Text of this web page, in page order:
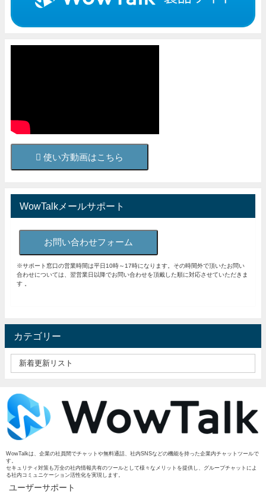
使い方動画はこちら
WowTalkメールサポート
お問い合わせフォーム
※サポート窓口の営業時間は平日10時～17時になります。その時間外で頂いたお問い
合わせについては、翌営業日以降でお問い合わせを頂戴した順に対応させていただきま
す 。
カテゴリー
WowTalkは、企業の社員間でチャットや無料通話、社内SNSなどの機能を持った企業内チャットツールで
す。
セキュリティ対策も万全の社内情報共有のツールとして様々なメリットを提供し、グループチャットによ
る社内コミュニケーション活性化を実現します。
ユーザーサポート